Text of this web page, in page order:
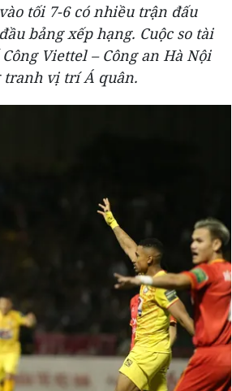
tối 7-6 có nhiều trận đấu
bảng xếp hạng. Cuộc so tài
Viettel – Công an Hà Nội
tranh vị trí Á quân.